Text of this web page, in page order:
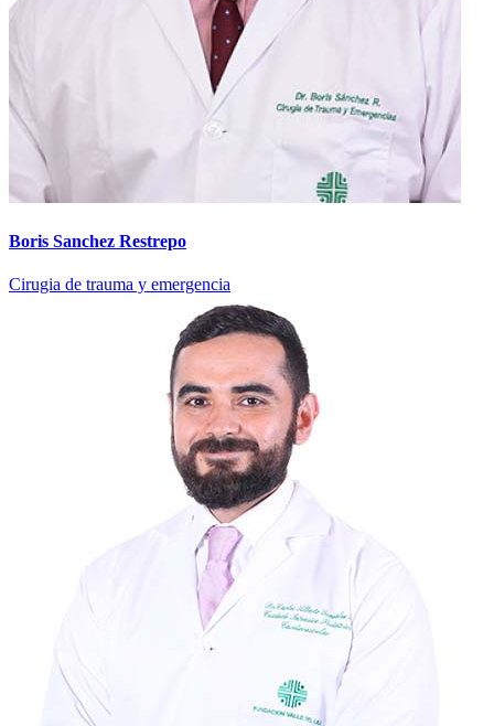
Boris Sanchez Restrepo
Cirugia de trauma y emergencia